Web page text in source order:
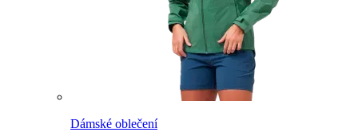
Dámské oblečení